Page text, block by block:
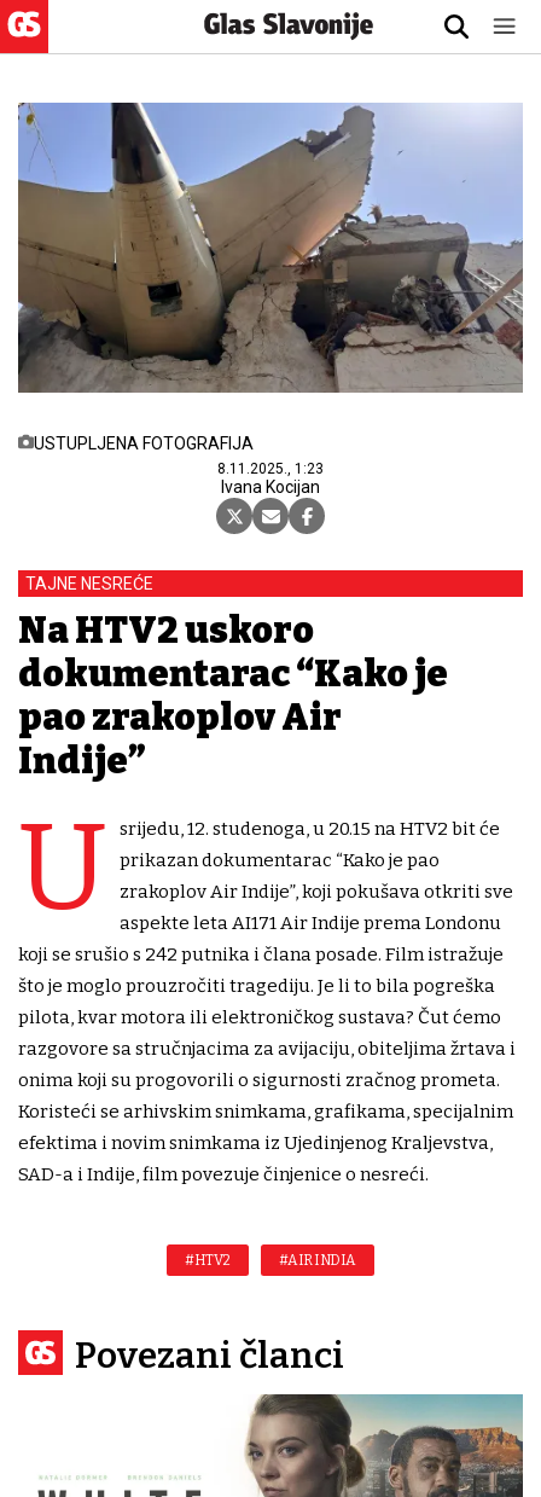
USTUPLJENA FOTOGRAFIJA
8.11.2025., 1:23
Ivana Kocijan
TAJNE NESREĆE
Na HTV2 uskoro
dokumentarac “Kako je
pao zrakoplov Air
Indije”
U
srijedu, 12. studenoga, u 20.15 na HTV2 bit će
prikazan dokumentarac “Kako je pao
zrakoplov Air Indije”, koji pokušava otkriti sve
aspekte leta AI171 Air Indije prema Londonu
koji se srušio s 242 putnika i člana posade. Film istražuje
što je moglo prouzročiti tragediju. Je li to bila pogreška
pilota, kvar motora ili elektroničkog sustava? Čut ćemo
razgovore sa stručnjacima za avijaciju, obiteljima žrtava i
onima koji su progovorili o sigurnosti zračnog prometa.
Koristeći se arhivskim snimkama, grafikama, specijalnim
efektima i novim snimkama iz Ujedinjenog Kraljevstva,
SAD-a i Indije, film povezuje činjenice o nesreći.
#HTV2 #AIR INDIA
Povezani članci